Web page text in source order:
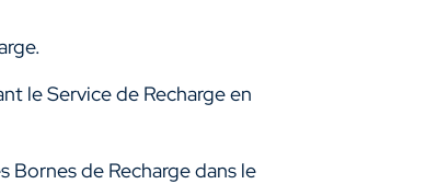
le Service de Recharge en
de Recharge dans le